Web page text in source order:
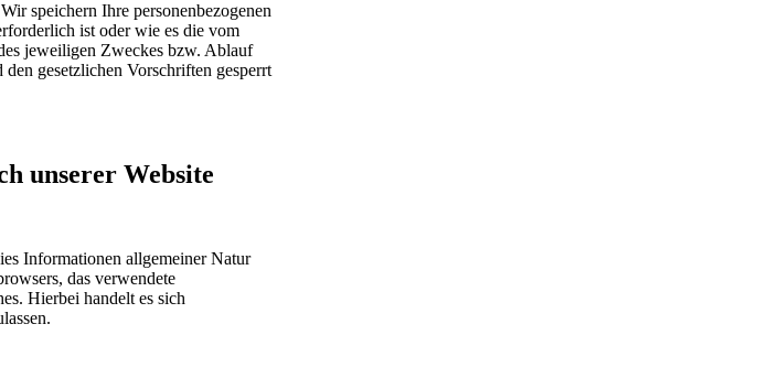
speichern Ihre personenbezogenen
ist oder wie es die vom
jeweiligen Zweckes bzw. Ablauf
gesetzlichen Vorschriften gesperrt
unserer Website
Informationen allgemeiner Natur
das verwendete
Hierbei handelt es sich